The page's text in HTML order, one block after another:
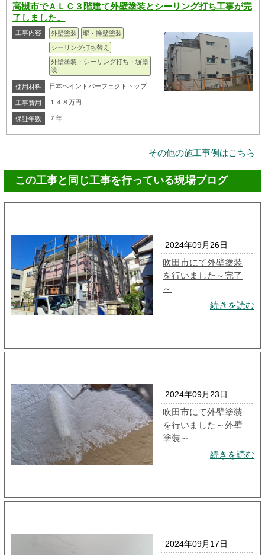
高槻市でＡＬＣ３階建て外壁塗装とシーリング打ち工事が完
了しました。
工事内容 外壁塗装
塀・擁壁塗装
シーリング打ち替え
外壁塗装・シーリング打ち・塀塗
装
使用材料 日本ペイントパーフェクトトップ
工事費用 １４８万円
保証年数 ７年
その他の施工事例はこちら
この工事と同じ工事を行っている現場ブログ
2024年09月26日
吹田市にて外壁塗装
を行いました～完了
～
続きを読む
2024年09月23日
吹田市にて外壁塗装
を行いました～外壁
塗装～
続きを読む
2024年09月17日